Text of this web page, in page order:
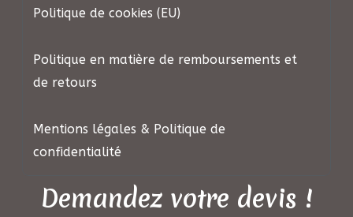
Politique de cookies (EU)
Politique en matière de remboursements et
de retours
Mentions légales & Politique de
confidentialité
Demandez votre devis !